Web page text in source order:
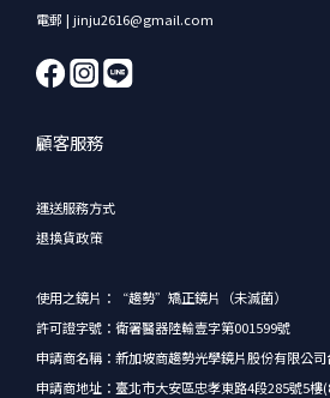
電郵 | jinju2616@gmail.com
顧客服務
運送服務方式
退換貨政策
使用之鏡片：“趨勢”矯正鏡片（未滅菌）
許可證字號：衛署醫器陸輸壹字第001599號
申請商名稱：新加坡商趨勢光學鏡片股份有限公
申請商地址：臺北市大安區忠孝東路4段285號5樓